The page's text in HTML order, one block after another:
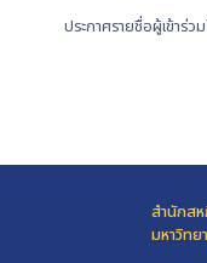
ประกาศรายชื่อผู้เข้าร่ว
สำนักส
มหาวิท